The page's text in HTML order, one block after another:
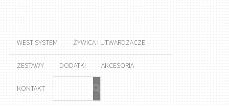
WEST SYSTEM ŻYWICA I UTWARDZACZE
ZESTAWY DODATKI AKCESORIA
KONTAKT